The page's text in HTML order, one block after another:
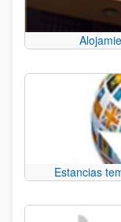
Estancias